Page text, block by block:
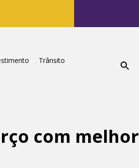
Trânsito
Enviar
com melhor